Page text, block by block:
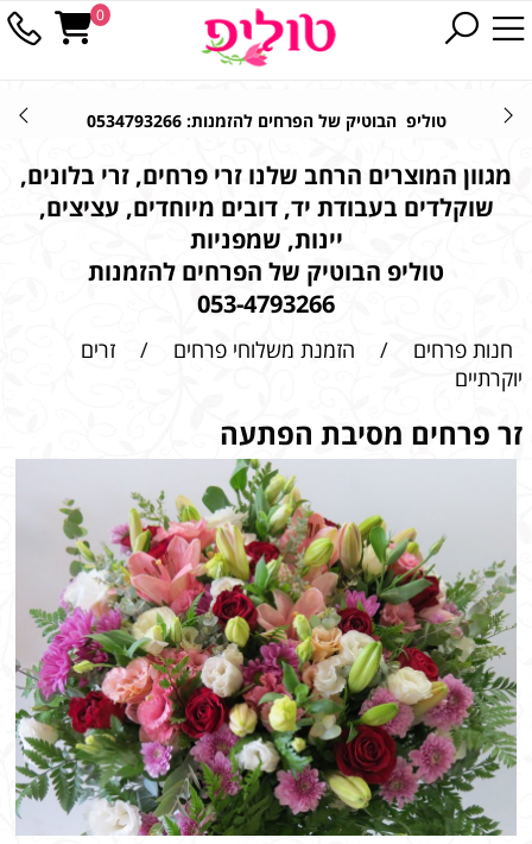
טוליפ הבוטיק של הפרחים להזמנות: 0534793266
0
מגוון המוצרים הרחב שלנו זרי פרחים, זרי בלונים,
שוקלדים בעבודת יד, דובים מיוחדים, עציצים,
יינות, שמפניות
טוליפ הבוטיק של הפרחים להזמנות
053-4793266
חנות פרחים / הזמנת משלוחי פרחים /
זרים
יוקרתיים
זר פרחים מסיבת הפתעה